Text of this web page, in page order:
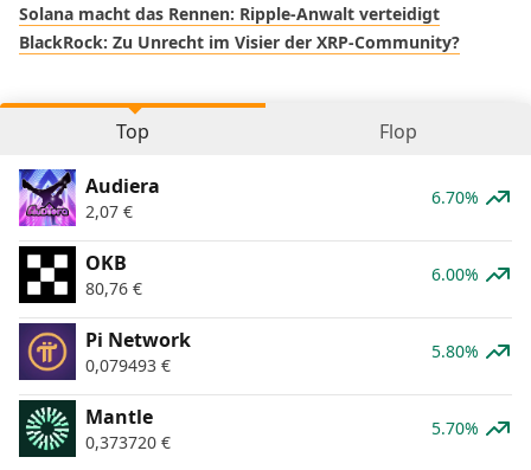
Solana macht das Rennen: Ripple-Anwalt verteidigt
BlackRock: Zu Unrecht im Visier der XRP-Community?
Top Flop
Audiera
2,07 €
6.70%
OKB
80,76 €
6.00%
Pi Network
0,079493 €
5.80%
Mantle
0,373720 €
5.70%